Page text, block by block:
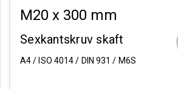
M20 x 300 mm
Sexkantskruv skaft
A4 / ISO 4014 / DIN 931 / M6S